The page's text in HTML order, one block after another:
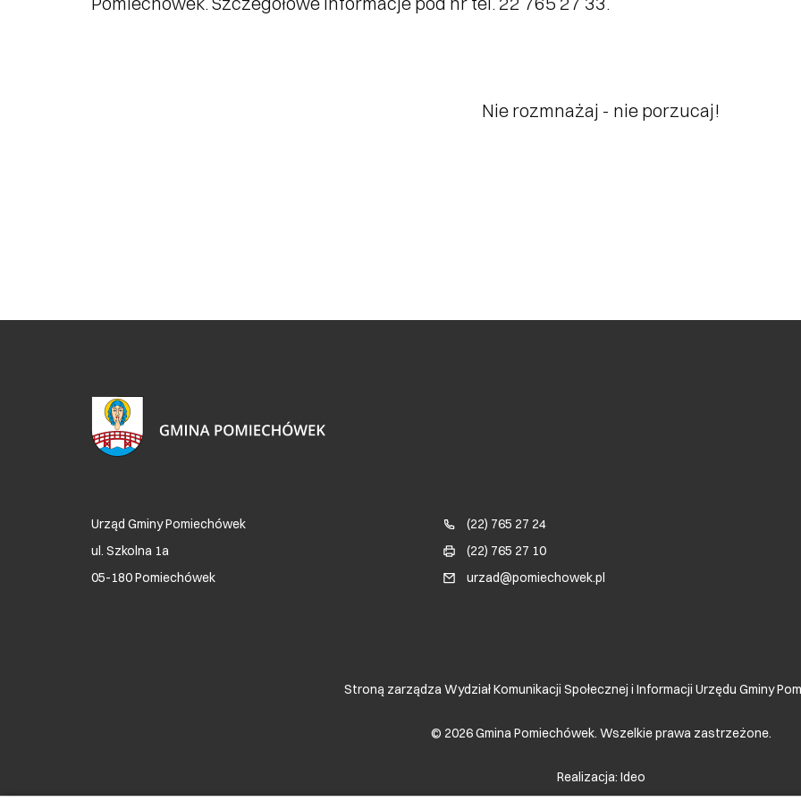
Nie rozmnażaj - nie porzucaj!
Urząd Gminy Pomiechówek
ul. Szkolna 1a
05-180 Pomiechówek
Blok kontaktowy (Footer)
(22) 765 27 24
(22) 765 27 10
urzad@pomiechowek.pl
Stroną zarządza Wydział Komunikacji Społecznej i Informacji Urzędu Gminy
© 2026 Gmina Pomiechówek. Wszelkie prawa zastrzeżone.
Realizacja: Ideo